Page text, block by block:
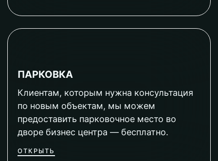
ПАРКОВКА
Клиентам, которым нужна консультация
по новым объектам, мы можем
предоставить парковочное место во
дворе бизнес центра — бесплатно.
ОТКРЫТЬ